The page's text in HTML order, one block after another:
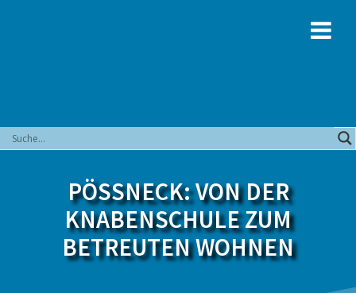
PÖSSNECK: VON DER K
NABENSCHULE ZUM B
ETREUTEN WOHNEN